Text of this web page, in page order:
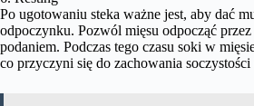
Po ugotowaniu steka ważne jest, aby dać
odpoczynku. Pozwól mięsu odpocząć
podaniem. Podczas tego czasu soki w
co przyczyni się do zachowania soczystości